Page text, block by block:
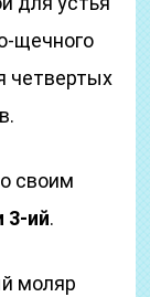
щечного
четвертых
своим
3-ий.
моляр